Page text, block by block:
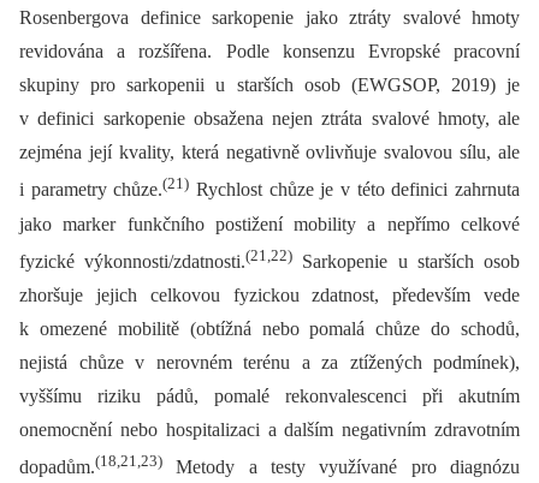
Rosenbergova definice sarkopenie jako ztráty svalové hmoty
revidována a rozšířena. Podle konsenzu Evropské pracovní
skupiny pro sarkopenii u starších osob (EWGSOP, 2019) je
v definici sarkopenie obsažena nejen ztráta svalové hmoty, ale
zejména její kvality, která negativně ovlivňuje svalovou sílu, ale
i parametry chůze.(21) Rychlost chůze je v této definici zahrnuta
jako marker funkčního postižení mobility a nepřímo celkové
fyzické výkonnosti/zdatnosti.(21,22) Sarkopenie u starších osob
zhoršuje jejich celkovou fyzickou zdatnost, především vede
k omezené mobilitě (obtížná nebo pomalá chůze do schodů,
nejistá chůze v nerovném terénu a za ztížených podmínek),
vyššímu riziku pádů, pomalé rekonvalescenci při akutním
onemocnění nebo hospitalizaci a dalším negativním zdravotním
dopadům.(18,21,23) Metody a testy využívané pro diagnózu